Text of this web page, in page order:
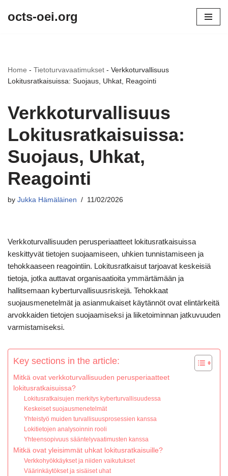
octs-oei.org
Home - Tietoturvavaatimukset - Verkkoturvallisuus
Lokitusratkaisuissa: Suojaus, Uhkat, Reagointi
Verkkoturvallisuus
Lokitusratkaisuissa:
Suojaus, Uhkat,
Reagointi
by Jukka Hämäläinen 11/02/2026
Verkkoturvallisuuden perusperiaatteet lokitusratkaisuissa
keskittyvät tietojen suojaamiseen, uhkien tunnistamiseen ja
tehokkaaseen reagointiin. Lokitusratkaisut tarjoavat keskeisiä
tietoja, jotka auttavat organisaatioita ymmärtämään ja
hallitsemaan kyberturvallisuusriskejä. Tehokkaat
suojausmenetelmät ja asianmukaiset käytännöt ovat elintärkeitä
arvokkaiden tietojen suojaamiseksi ja liiketoiminnan jatkuvuuden
varmistamiseksi.
Key sections in the article:
Mitkä ovat verkkoturvallisuuden perusperiaatteet
lokitusratkaisuissa?
Lokitusratkaisujen merkitys kyberturvallisuudessa
Keskeiset suojausmenetelmät
Yhteistyö muiden turvallisuusprosessien kanssa
Lokitietojen analysoinnin rooli
Yhteensopivuus sääntelyvaatimusten kanssa
Mitkä ovat yleisimmät uhkat lokitusratkaisuille?
Verkkohyökkäykset ja niiden vaikutukset
Väärinkäytökset ja sisäiset uhat